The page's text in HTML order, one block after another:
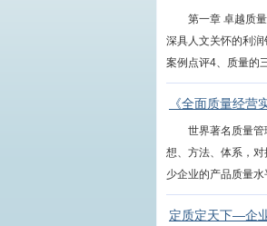
第一章 卓越质
深具人文关怀的利
案例点评4、质量的
《全面质量经
世界著名质量
想、方法、体系，
少企业的产品质量
定质定天下—企